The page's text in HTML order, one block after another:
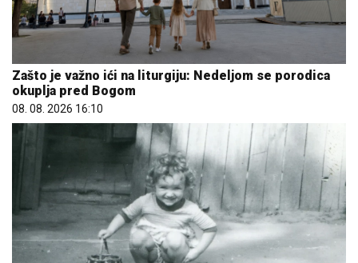
Zašto je važno ići na liturgiju: Nedeljom se porodica
okuplja pred Bogom
08. 08. 2026 16:10